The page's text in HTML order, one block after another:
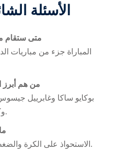
الأسئلة
متى ستقام
المباراة جزء من مباريات
من هم أبرز
بوكايو ساكا وغابرييل
وكاسبر شمايكل في برايتون.
الاستحواذ على الكرة والضغط العالي على دفاع الخصم.